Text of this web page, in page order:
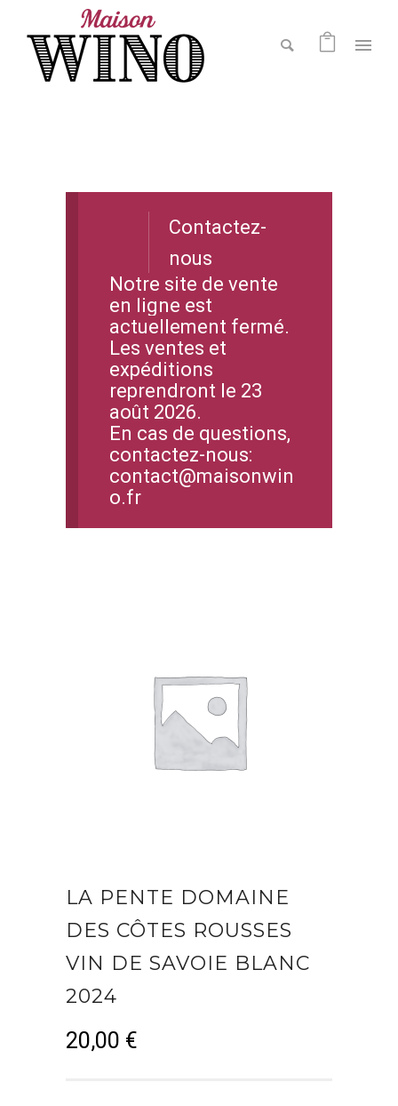
Contactez-
nous
Notre site de vente
en ligne est
actuellement fermé.
Les ventes et
expéditions
reprendront le 23
août 2026.
En cas de questions,
contactez-nous:
contact@maisonwin
o.fr
LA PENTE DOMAINE
DES CÔTES ROUSSES
VIN DE SAVOIE BLANC
2024
20,00 €